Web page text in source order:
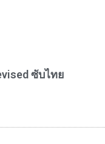
ซับไทย